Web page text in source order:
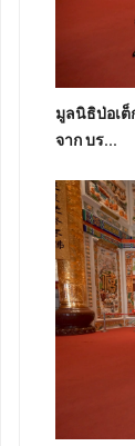
มูลนิธิป่อเต็
จาก บร...